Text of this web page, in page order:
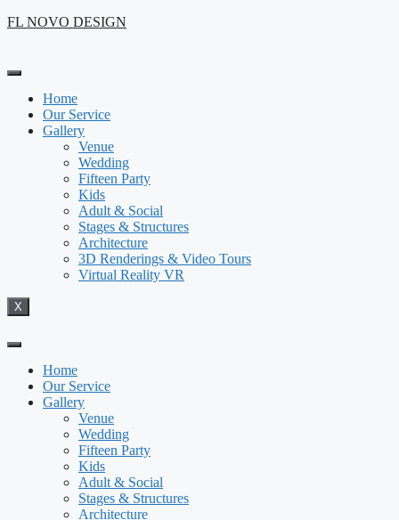
Skip
FL NOVO DESIGN
Home
Our Service
Gallery
Venue
Wedding
Fifteen Party
Kids
Adult & Social
Stages & Structures
Architecture
3D Renderings & Video Tours
Virtual Reality VR
X
Home
Our Service
Gallery
Venue
Wedding
Fifteen Party
Kids
Adult & Social
Stages & Structures
Architecture